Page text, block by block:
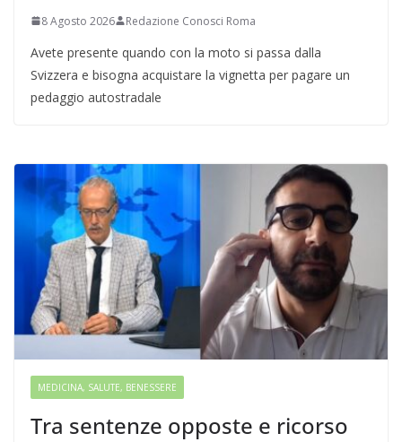
8 Agosto 2026 Redazione Conosci Roma
Avete presente quando con la moto si passa dalla
Svizzera e bisogna acquistare la vignetta per pagare un
pedaggio autostradale
MEDICINA, SALUTE, BENESSERE
Tra sentenze opposte e ricorso